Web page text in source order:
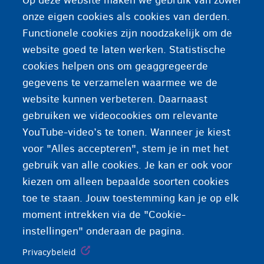
Een dokter die niet in het ziekenhuis werkt en die
niet gespecialiseerd is in een bepaalde tak van de
geneeskunde. Een huisdokter is het eerste
aanspreekpunt als u ziek bent of een medisch
probleem hebt.
onze eigen cookies als cookies van derden.
Functionele cookies zijn noodzakelijk om de
website goed te laten werken. Statistische
cookies helpen ons om geaggregeerde
gegevens te verzamelen waarmee we de
website kunnen verbeteren. Daarnaast
gebruiken we videocookies om relevante
YouTube-video’s te tonen. Wanneer je kiest
voor "Alles accepteren", stem je in met het
gebruik van alle cookies. Je kan er ook voor
kiezen om alleen bepaalde soorten cookies
toe te staan. Jouw toestemming kan je op elk
moment intrekken via de "Cookie-
instellingen" onderaan de pagina.
Privacybeleid